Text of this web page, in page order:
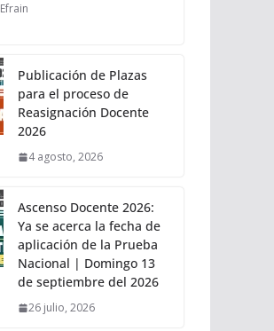
Efrain
Publicación de Plazas
para el proceso de
Reasignación Docente
2026
4 agosto, 2026
Ascenso Docente 2026:
Ya se acerca la fecha de
aplicación de la Prueba
Nacional | Domingo 13
de septiembre del 2026
26 julio, 2026